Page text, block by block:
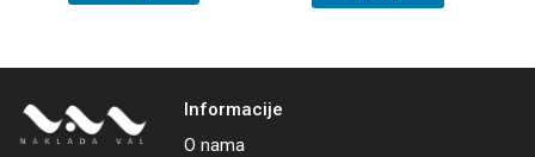
Informacije
O nama